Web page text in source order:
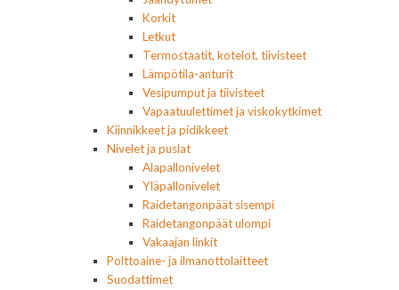
Korkit
Letkut
Termostaatit, kotelot, tiivisteet
Lämpötila-anturit
Vesipumput ja tiivisteet
Vapaatuulettimet ja viskokytkimet
Kiinnikkeet ja pidikkeet
Nivelet ja puslat
Alapallonivelet
Yläpallonivelet
Raidetangonpäät sisempi
Raidetangonpäät ulompi
Vakaajan linkit
Polttoaine- ja ilmanottolaitteet
Suodattimet